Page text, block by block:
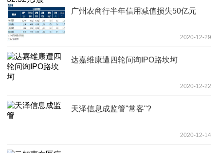
广州农商行半年信用减值损失50亿元
2020-12-29
达嘉维康遭四轮问询IPO路坎坷
2020-12-22
天泽信息成监管"常客"?
2020-12-14